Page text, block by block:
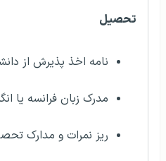
تحصیل
نامه اخذ پذیرش از
مدرک زبان فرانسه یا
ریز نمرات و مدارک